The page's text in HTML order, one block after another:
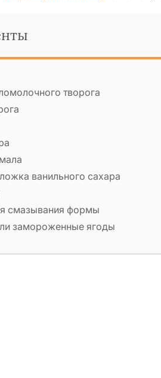
творога
ванильного сахара
смазывания формы
замороженные ягоды